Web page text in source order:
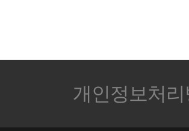
개인정보처리